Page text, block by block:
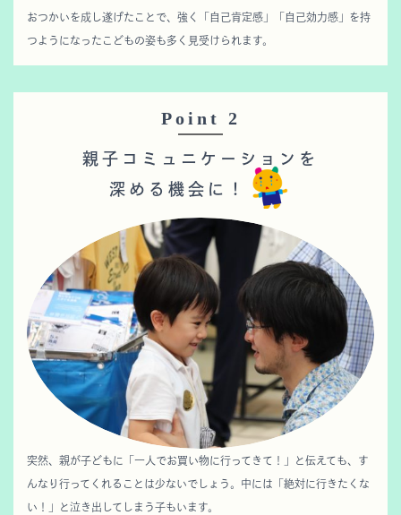
おつかいを成し遂げたことで、強く「自己肯定感」「自己効力感」を持
つようになったこどもの姿も多く見受けられます。
Point 2
親子コミュニケーションを
深める機会に！
突然、親が子どもに「一人でお買い物に行ってきて！」と伝えても、す
んなり行ってくれることは少ないでしょう。中には「絶対に行きたくな
い！」と泣き出してしまう子もいます。